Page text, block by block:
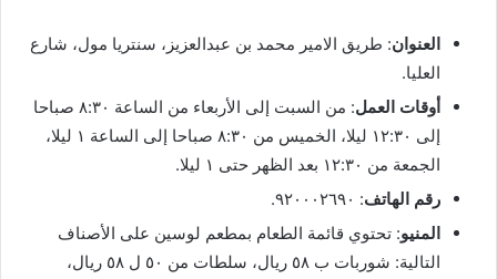
العنوان: طريق الامير محمد بن عبدالعزيز، سنتريا مول، شارع
العليا.
أوقات العمل
: من السبت إلى الأربعاء من الساعة ٨:٣٠ صباحا
إلى ١٢:٣٠ ليلا، الخميس من ٨:٣٠ صباحا إلى الساعة ١ ليلا،
الجمعة من ١٢:٣٠ بعد الظهر حتى ١ ليلا.
رقم الهاتف: ٩٢٠٠٠٢٦٩٠.
المنيو: تحتوي قائمة الطعام بمطعم لوسين على الأصناف
التالية: شوربات ب ٥٨ ريال، سلطات من ٥٠ ل ٥٨ ريال،